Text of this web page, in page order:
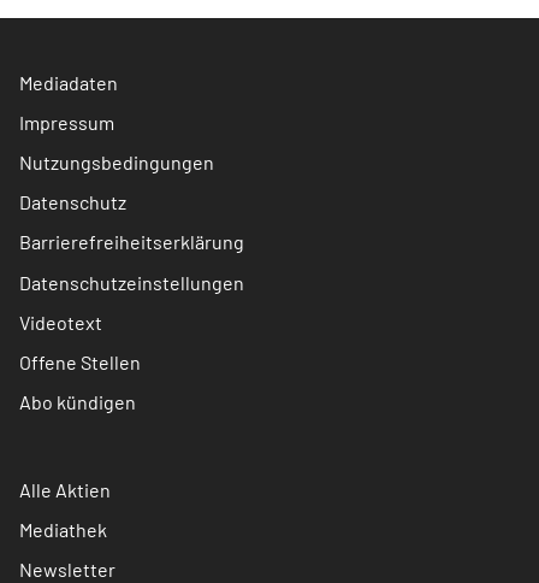
Mediadaten
Impressum
Nutzungsbedingungen
Datenschutz
Barrierefreiheitserklärung
Datenschutzeinstellungen
Videotext
Offene Stellen
Abo kündigen
Alle Aktien
Mediathek
Newsletter